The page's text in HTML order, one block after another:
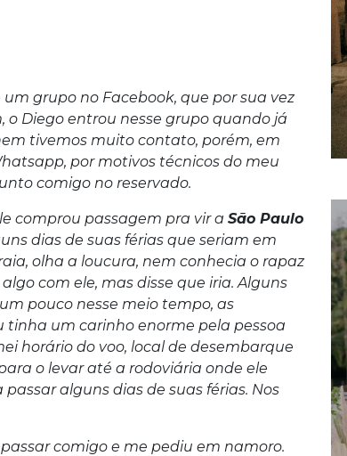
grupo no Facebook, que por sua vez
o Diego entrou nesse grupo quando já
tivemos muito contato, porém, em
por motivos técnicos do meu
comigo no reservado.
comprou passagem pra vir a São Paulo
dias de suas férias que seriam em
olha a loucura, nem conhecia o rapaz
com ele, mas disse que iria. Alguns
pouco nesse meio tempo, as
tinha um carinho enorme pela pessoa
horário do voo, local de desembarque
o levar até a rodoviária onde ele
alguns dias de suas férias. Nos
comigo e me pediu em namoro.